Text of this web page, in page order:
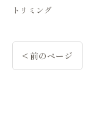
トリミング
< 前のページ